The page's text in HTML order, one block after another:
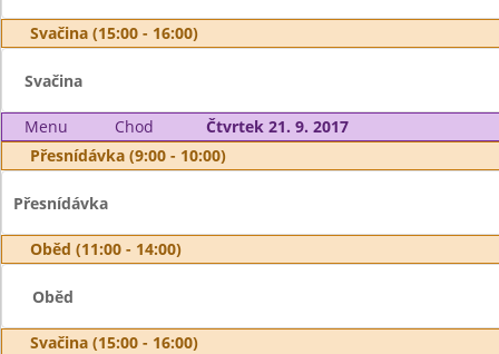
Svačina (15:00 - 16:00)
Svačina
Menu Chod
Čtvrtek 21. 9. 2017
Přesnídávka (9:00 - 10:00)
Přesnídávka
Oběd (11:00 - 14:00)
Oběd
Svačina (15:00 - 16:00)